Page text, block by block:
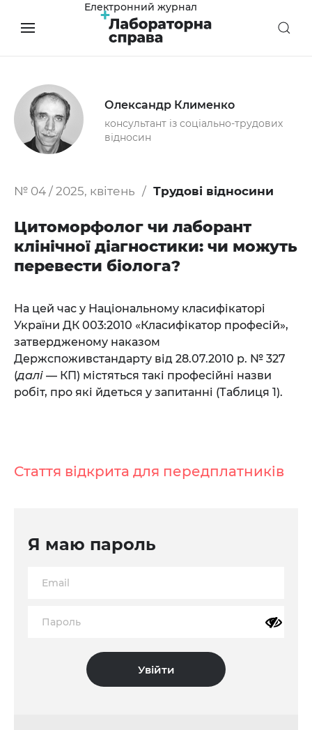
Електронний журнал
Олександр Клименко
консультант із соціально-трудових
відносин
№ 04 / 2025, квітень Трудові відносини
Цитоморфолог чи лаборант
клінічної діагностики: чи можуть
перевести біолога?
На цей час у Національному класифікаторі
України ДК 003:2010 «Класифікатор професій»,
затвердженому наказом
Держспоживстандарту від 28.07.2010 р. № 327
(далі — КП) містяться такі професійні назви
робіт, про які йдеться у запитанні (Таблиця 1).
Стаття відкрита для передплатників
Я маю пароль